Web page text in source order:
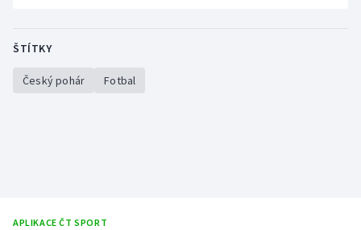
ŠTÍTKY
Český pohár Fotbal
APLIKACE ČT SPORT